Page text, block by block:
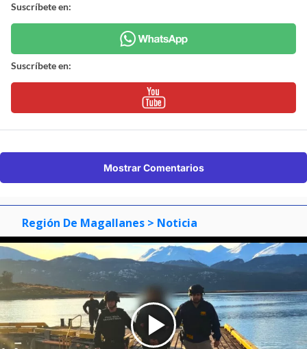
Suscríbete en:
Suscríbete en:
Mostrar Comentarios
Región De Magallanes > Noticia